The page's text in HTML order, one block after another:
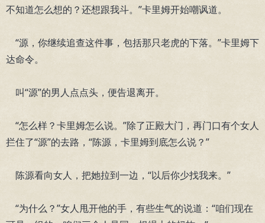
不知道怎么想的？还想跟我斗。”卡里姆开始嘲讽道。
“源，你继续追查这件事，包括那只老虎的下落。”卡里姆下
达命令。
叫“源”的男人点点头，便告退离开。
“怎么样？卡里姆怎么说。”除了正殿大门，再门口有个女人
拦住了“源”的去路，“陈源，卡里姆到底怎么说？”
陈源看向女人，把她拉到一边，“以后你少找我来。”
“为什么？”女人甩开他的手，有些生气的说道：“咱们现在